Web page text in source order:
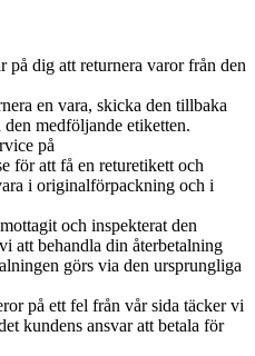
på dig att returnera varor från den
en vara, skicka den tillbaka
medföljande etiketten.
på
för att få en returetikett och
i originalförpackning och i
och inspekterat den
att behandla din återbetalning
görs via den ursprungliga
på ett fel från vår sida täcker vi
kundens ansvar att betala för